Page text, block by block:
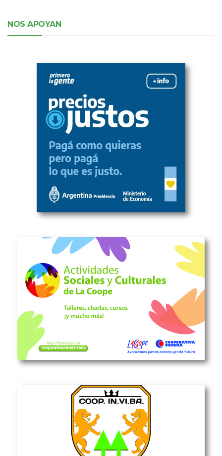
NOS APOYAN